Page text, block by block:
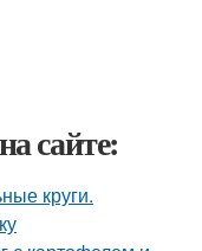
сайте:
круги.